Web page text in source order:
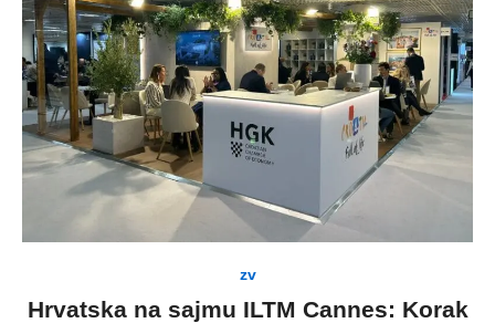
zv
Hrvatska na sajmu ILTM Cannes: Korak